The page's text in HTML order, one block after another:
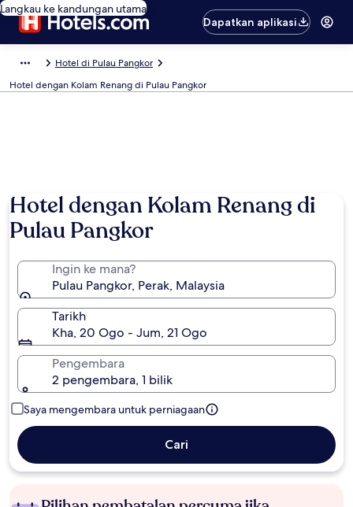
Langkau ke kandungan utama
Dapatkan aplikasi
Hotel di Pulau Pangkor
Hotel dengan Kolam Renang di Pulau Pangkor
Hotel dengan Kolam Renang di
Pulau Pangkor
Ingin ke mana?
Pulau Pangkor, Perak, Malaysia
Tarikh
Kha, 20 Ogo - Jum, 21 Ogo
Pengembara
2 pengembara, 1 bilik
Saya mengembara untuk perniagaan
Cari